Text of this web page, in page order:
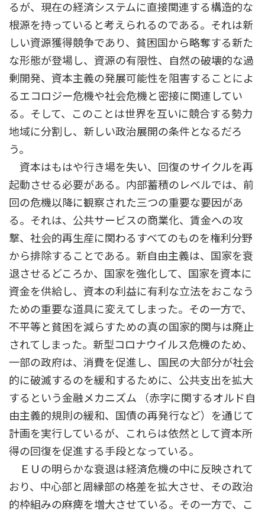
るが、現在の経済システムに直接関連する構造的な
根源を持っていると考えられるのである。それは新
しい資源獲得競争であり、貧困国から略奪する新た
な形態が登場し、資源の有限性、自然の破壊的な過
剰開発、資本主義の発展可能性を阻害することによ
るエコロジー危機や社会危機と密接に関連してい
る。そして、このことは世界を互いに競合する勢力
地域に分割し、新しい政治展開の条件となるだろ
う。
資本はもはや行き場を失い、回復のサイクルを再
起動させる必要がある。内部蓄積のレベルでは、前
回の危機以降に観察された三つの重要な要因があ
る。それは、公共サービスの商業化、賃金への攻
撃、社会的再生産に関わるすべてのものを権利分野
から排除することである。新自由主義は、国家を衰
退させるどころか、国家を強化して、国家を資本に
資金を供給し、資本の利益に有利な立法をおこなう
ための重要な道具に変えてしまった。その一方で、
不平等と貧困を減らすための真の国家的関与は廃止
されてしまった。新型コロナウイルス危機のため、
一部の政府は、消費を促進し、国民の大部分が社会
的に破滅するのを緩和するために、公共支出を拡大
するという金融メカニズム （赤字に関するオルド自
由主義的規則の緩和、国債の再発行など）を通じて
計画を実行しているが、これらは依然として資本所
得の回復を促進する手段となっている。
ＥＵの明らかな衰退は経済危機の中に反映されて
おり、中心部と周縁部の格差を拡大させ、その政治
的枠組みの麻痺を増大させている。その一方で、こ